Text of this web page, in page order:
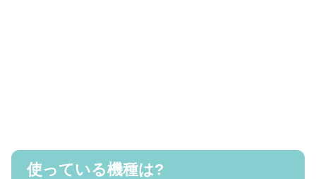
使っている機種は?